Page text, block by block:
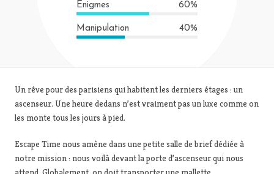
Énigmes 60%
Manipulation 40%
Un rêve pour des parisiens qui habitent les derniers étages : un
ascenseur. Une heure dedans n’est vraiment pas un luxe comme on
les monte tous les jours à pied.
Escape Time nous amène dans une petite salle de brief dédiée à
notre mission : nous voilà devant la porte d’ascenseur qui nous